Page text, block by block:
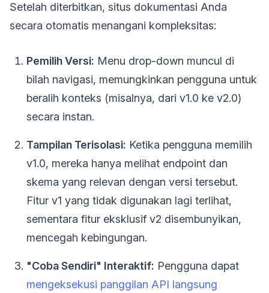
Setelah diterbitkan, situs dokumentasi Anda
secara otomatis menangani kompleksitas:
Pemilih Versi: Menu drop-down muncul di
bilah navigasi, memungkinkan pengguna untuk
beralih konteks (misalnya, dari v1.0 ke v2.0)
secara instan.
Tampilan Terisolasi: Ketika pengguna memilih
v1.0, mereka hanya melihat endpoint dan
skema yang relevan dengan versi tersebut.
Fitur v1 yang tidak digunakan lagi terlihat,
sementara fitur eksklusif v2 disembunyikan,
mencegah kebingungan.
"Coba Sendiri" Interaktif: Pengguna dapat
mengeksekusi panggilan API langsung